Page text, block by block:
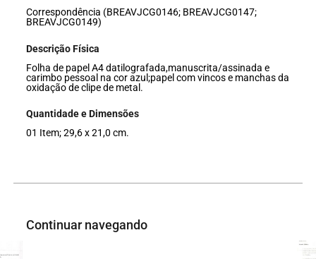
Correspondência (BREAVJCG0146; BREAVJCG0147;
BREAVJCG0149)
Descrição Física
Folha de papel A4 datilografada,manuscrita/assinada e
carimbo pessoal na cor azul;papel com vincos e manchas da
oxidação de clipe de metal.
Quantidade e Dimensões
01 Item; 29,6 x 21,0 cm.
Continuar navegando